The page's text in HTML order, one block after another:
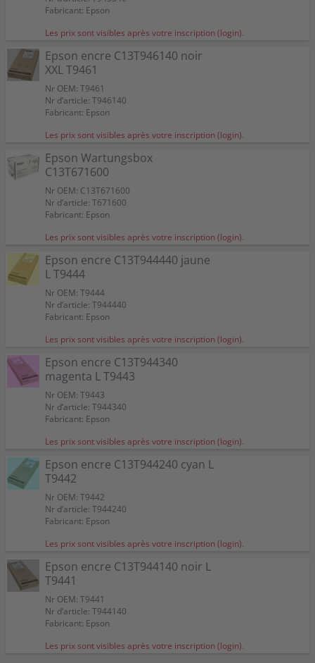
Fabricant: Epson
Les prix sont visibles après votre inscription (login).
Epson encre C13T946140 noir
XXL T9461
Nr OEM: T9461
Nr d’article: T946140
Fabricant: Epson
Les prix sont visibles après votre inscription (login).
Epson Wartungsbox
C13T671600
Nr OEM: C13T671600
Nr d’article: T671600
Fabricant: Epson
Les prix sont visibles après votre inscription (login).
Epson encre C13T944440 jaune
L T9444
Nr OEM: T9444
Nr d’article: T944440
Fabricant: Epson
Les prix sont visibles après votre inscription (login).
Epson encre C13T944340
magenta L T9443
Nr OEM: T9443
Nr d’article: T944340
Fabricant: Epson
Les prix sont visibles après votre inscription (login).
Epson encre C13T944240 cyan L
T9442
Nr OEM: T9442
Nr d’article: T944240
Fabricant: Epson
Les prix sont visibles après votre inscription (login).
Epson encre C13T944140 noir L
T9441
Nr OEM: T9441
Nr d’article: T944140
Fabricant: Epson
Les prix sont visibles après votre inscription (login).